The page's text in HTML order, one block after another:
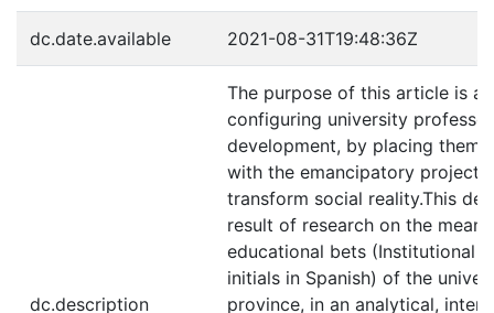
dc.date.available 2021-08-31T19:48:36Z
dc.description
The purpose of this article is
configuring university
development, by placing them
with the emancipatory project
transform social reality.This
result of research on the
educational bets (Institutional
initials in Spanish) of the
province, in an analytical,